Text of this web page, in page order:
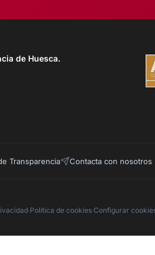
de Huesca.
Transparencia Contacta con nosotros
·Política de cookies·Configurar